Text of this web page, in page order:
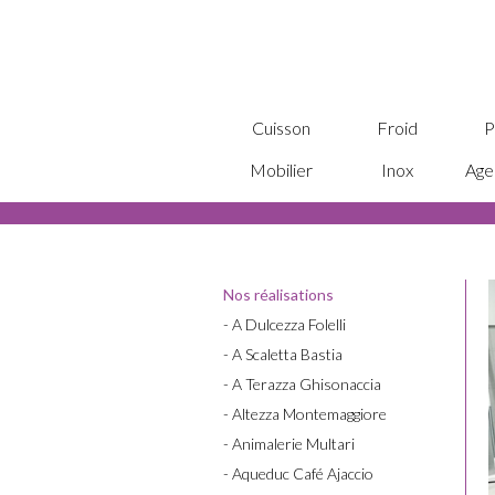
Cuisson Froid
Mobilier
Inox
Nos réalisations
- A Dulcezza Folelli
- A Scaletta Bastia
- A Terazza Ghisonaccia
- Altezza Montemaggiore
- Animalerie Multari
- Aqueduc Café Ajaccio